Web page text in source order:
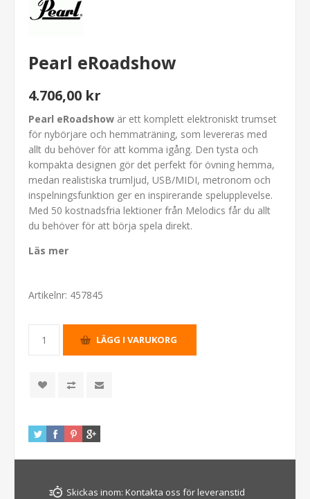
Pearl eRoadshow
4.706,00 kr
Pearl eRoadshow är ett komplett elektroniskt trumset
för nybörjare och hemmaträning, som levereras med
allt du behöver för att komma igång. Den tysta och
kompakta designen gör det perfekt för övning hemma,
medan realistiska trumljud, USB/MIDI, metronom och
inspelningsfunktion ger en inspirerande spelupplevelse.
Med 50 kostnadsfria lektioner från Melodics får du allt
du behöver för att börja spela direkt.
Läs mer
Artikelnr: 457845
Skickas inom: Kontakta oss för leveranstid